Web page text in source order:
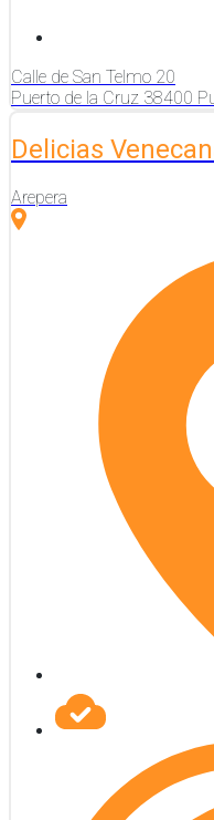
Calle de San Telmo 20
Puerto de la Cruz 38400
Delicias
Arepera